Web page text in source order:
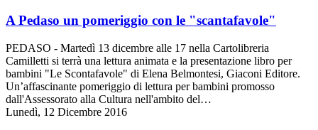
A Pedaso un pomeriggio con le "scantafavole"
PEDASO - Martedì 13 dicembre alle 17 nella Cartolibreria
Camilletti si terrà una lettura animata e la presentazione libro per
bambini "Le Scontafavole" di Elena Belmontesi, Giaconi Editore.
Un’affascinante pomeriggio di lettura per bambini promosso
dall'Assessorato alla Cultura nell'ambito del…
Lunedì, 12 Dicembre 2016